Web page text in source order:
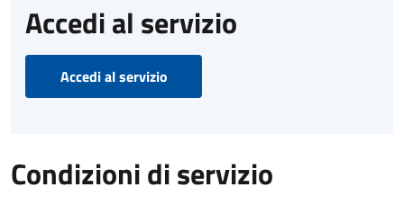
Accedi al servizio
Accedi al servizio
Condizioni di servizio